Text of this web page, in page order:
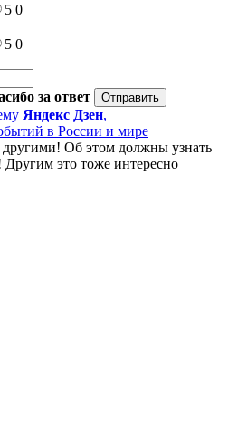
5 0
5 0
за ответ
Яндекс Дзен,
в России и мире
Об этом должны узнать
Другим это тоже интересно